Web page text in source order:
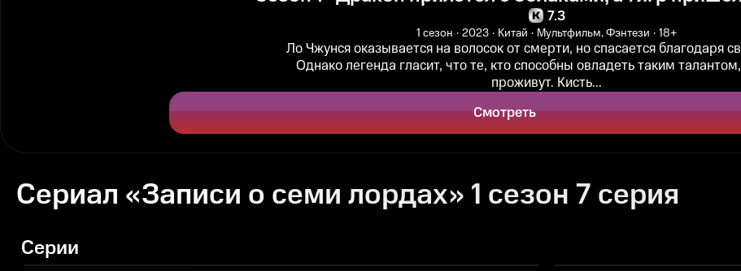
7.3
1 сезон 2023 Китай Мультфильм, Фэнтези 18+
Ло Чжунся оказывается на волосок от смерти, но спасается благодаря
Однако легенда гласит, что те, кто способны овладеть таким
проживут. Кисть...
Смотреть
Сериал «Записи о семи лордах» 1 сезон 7 серия
Серии